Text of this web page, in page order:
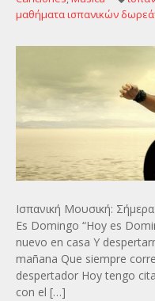
μαθήματα ισπανικών
Ισπανική Μουσική:
Es Domingo “Hoy es
nuevo en casa Y
mañana Que siempre
despertador Hoy tengo
con el […]